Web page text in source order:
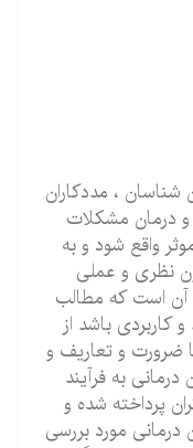
، مددکاران
مشکلات
واقع شود و به
و عملی
است که مطالب
باشد از
و تعاریف و
به فرآیند
شده و
مورد بررسی